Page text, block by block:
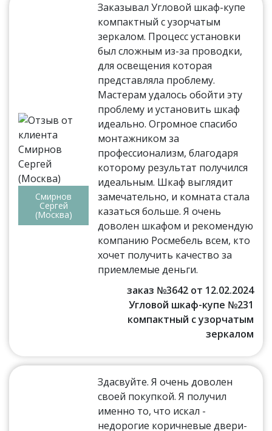
Смирнов
Сергей
(Москва)
Заказывал Угловой шкаф-купе
компактный с узорчатым
зеркалом. Процесс установки
был сложным из-за проводки,
для освещения которая
представляла проблему.
Мастерам удалось обойти эту
проблему и установить шкаф
идеально. Огромное спасибо
монтажником за
профессионализм, благодаря
которому результат получился
идеальным. Шкаф выглядит
замечательно, и комната стала
казаться больше. Я очень
доволен шкафом и рекомендую
компанию Росмебель всем, кто
хочет получить качество за
приемлемые деньги.
заказ №3642 от 12.02.2024
Угловой шкаф-купе №231
компактный с узорчатым
зеркалом
Здасвуйте. Я очень доволен
своей покупкой. Я получил
именно то, что искал -
недорогие коричневые двери-